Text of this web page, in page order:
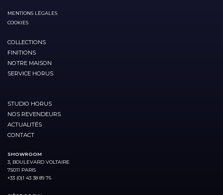
MENTIONS LÉGALES
COOKIES
COLLECTIONS
FINITIONS
NOTRE MAISON
SERVICE HORUS
STUDIO HORUS
NOS REVENDEURS
ACTUALITÉS
CONTACT
SHOWROOM
3, BOULEVARD VOLTAIRE
75011 PARIS
+33 (0)1 43 38 89 76